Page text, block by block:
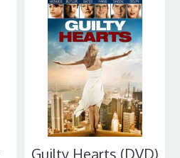
Guilty Hearts (DVD)